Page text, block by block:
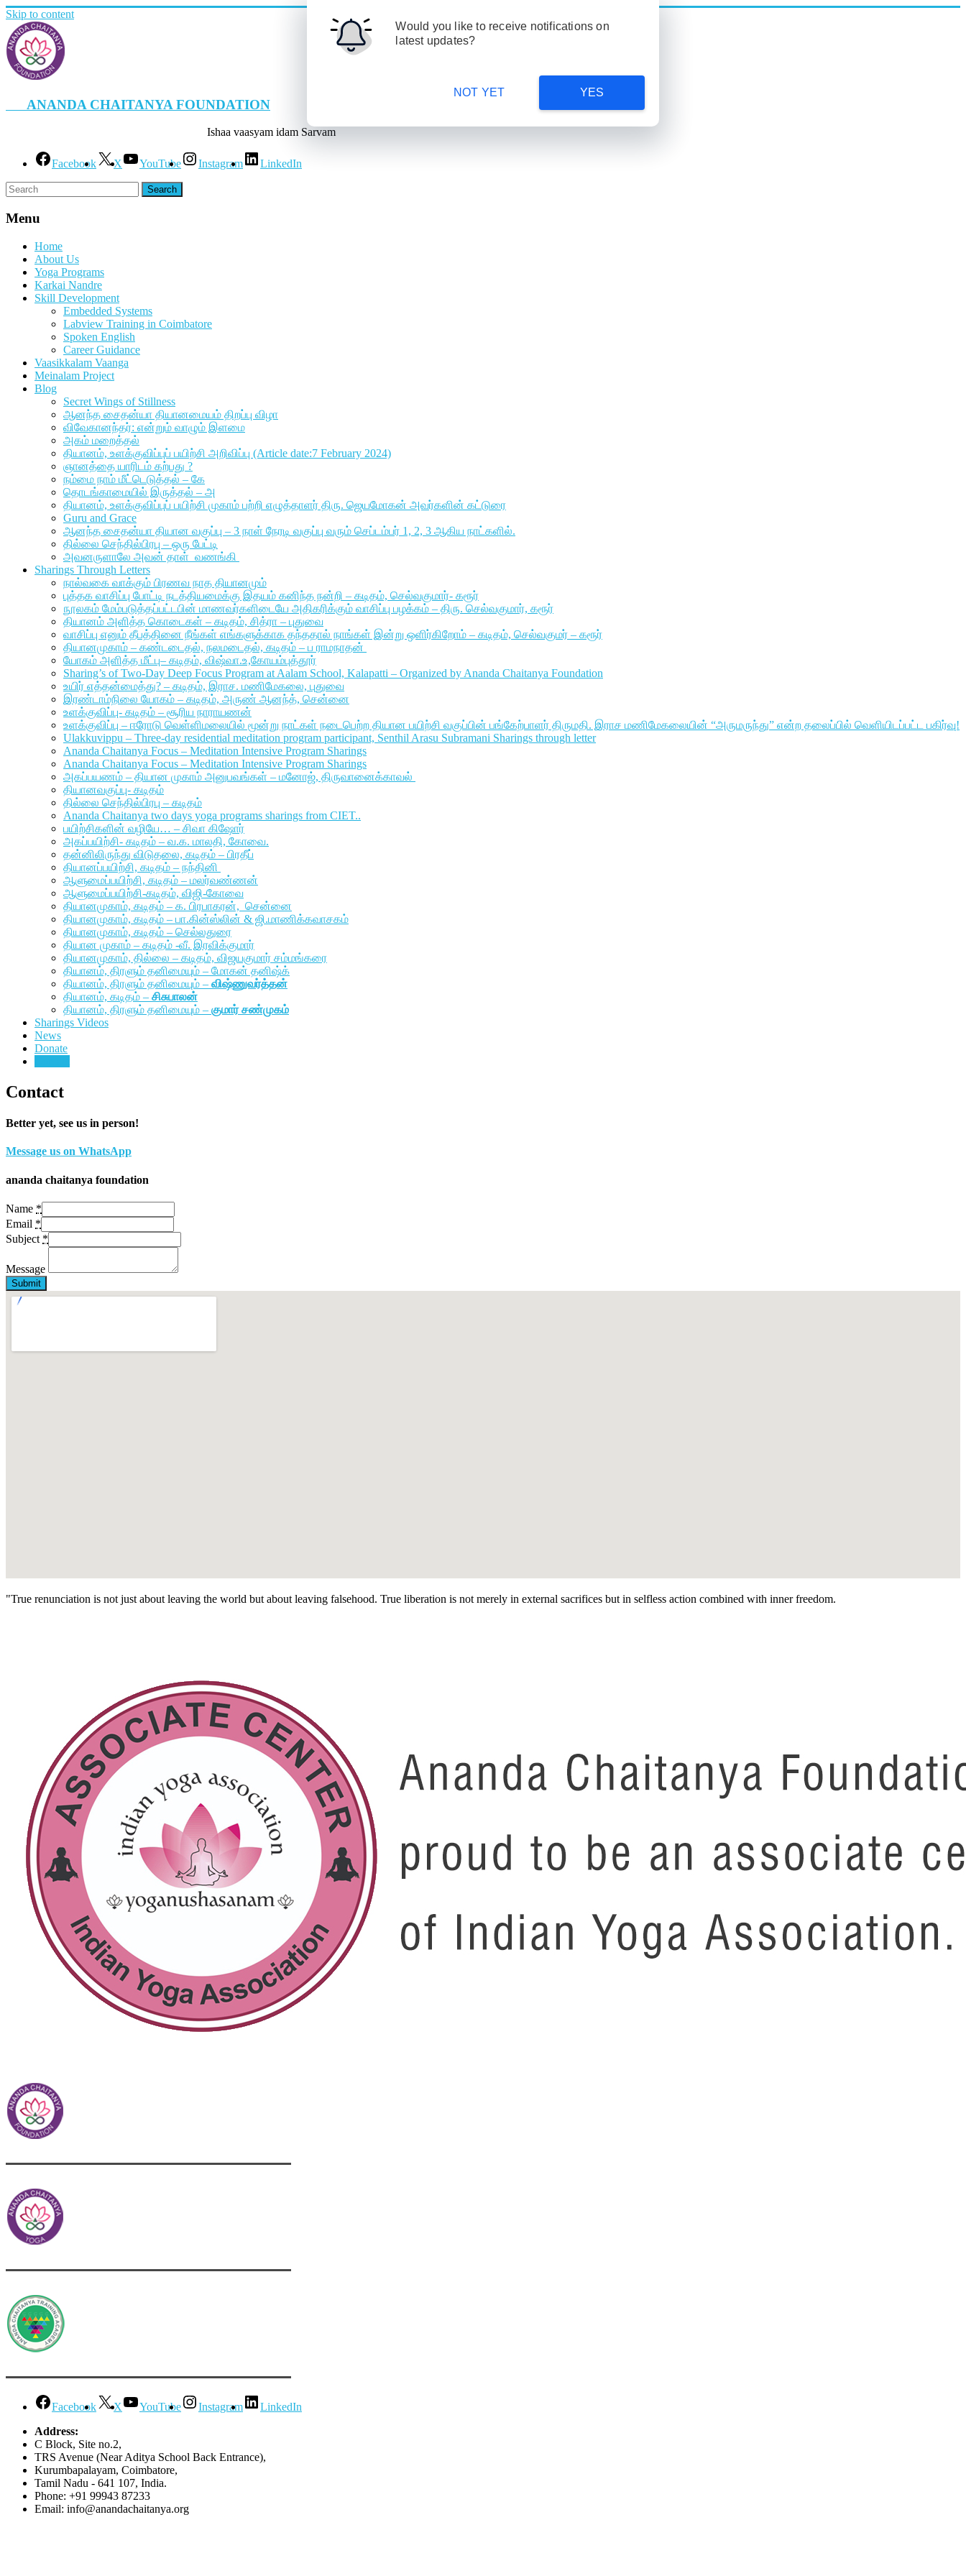
Skip to content
ANANDA CHAITANYA FOUNDATION
Ishaa vaasyam idam Sarvam
Facebook X YouTube Instagram LinkedIn
Menu
Home
About Us
Yoga Programs
Karkai Nandre
Skill Development
Embedded Systems
Labview Training in Coimbatore
Spoken English
Career Guidance
Vaasikkalam Vaanga
Meinalam Project
Blog
Secret Wings of Stillness
ஆனந்த சைதன்யா தியானமையம் திறப்பு விழா
விவேகானந்தர்: என்றும் வாழும் இளமை
அகம் மறைத்தல்
தியானம், உளக்குவிப்புப் பயிற்சி அறிவிப்பு (Article date:7 February 2024)
ஞானத்தை யாரிடம் கற்பது ?
நம்மை நாம் மீட்டெடுத்தல் – கே
தொடங்காமையில் இருத்தல் – அ
தியானம், உளக்குவிப்புப் பயிற்சி முகாம் பற்றி எழுத்தாளர் திரு. ஜெயமோகன் அவர்களின் கட்டுரை
Guru and Grace
ஆனந்த சைதன்யா தியான வகுப்பு – 3 நாள் நேரடி வகுப்பு வரும் செப்டம்பர் 1, 2, 3 ஆகிய நாட்களில்.
தில்லை செந்தில்பிரபு – ஒரு பேட்டி
அவனருளாலே அவன் தாள் வணங்கி
Sharings Through Letters
நால்வகை வாக்கும் பிரணவ நாத தியானமும்
புத்தக வாசிப்பு போட்டி நடத்தியமைக்கு இதயம் கனிந்த நன்றி – கடிதம், செல்வகுமார்- கரூர்
நூலகம் மேம்படுத்தப்பட்டபின் மாணவர்களிடையே அதிகரிக்கும் வாசிப்பு பழக்கம் – திரு. செல்வகுமார், கரூர்
தியானம் அளித்த கொடைகள் – கடிதம், சித்ரா – புதுவை
வாசிப்பு எனும் தீபத்தினை நீங்கள் எங்களுக்காக தந்ததால் நாங்கள் இன்று ஒளிர்கிறோம் – கடிதம், செல்வகுமர் – கரூர்
தியானமுகாம் – கண்டடைதல், நலமடைதல், கடிதம் – ப ராமநாதன்
யோகம் அளித்த மீட்பு– கடிதம், விஷ்வா.உ,கோயம்புத்தூர்
Sharing’s of Two-Day Deep Focus Program at Aalam School, Kalapatti – Organized by Ananda Chaitanya Foundation
உயிர் எத்தன்மைத்து? – கடிதம், இராச. மணிமேகலை, புதுவை
இரண்டாம்நிலை யோகம் – கடிதம், அருண் ஆனந்த், சென்னை
உளக்குவிப்பு- கடிதம் – சூரிய நாராயணன்
உளக்குவிப்பு – ஈரோடு வெள்ளிமலையில் மூன்று நாட்கள் நடைபெற்ற தியான பயிற்சி வகுப்பின் பங்கேற்பாளர் திருமதி. இராச மணிமேகலையின் “அருமருந்து” என்ற தலைப்பில் வெளியிடப்பட்ட பகிர்வு!
Ulakkuvippu – Three-day residential meditation program participant, Senthil Arasu Subramani Sharings through letter
Ananda Chaitanya Focus – Meditation Intensive Program Sharings
Ananda Chaitanya Focus – Meditation Intensive Program Sharings
அகப்பயணம் – தியான முகாம் அனுபவங்கள் – மனோஜ், திருவானைக்காவல்
தியானவகுப்பு- கடிதம்
தில்லை செந்தில்பிரபு – கடிதம்
Ananda Chaitanya two days yoga programs sharings from CIET..
பயிற்சிகளின் வழியே… – சிவா கிஷோர்
அகப்பயிற்சி- கடிதம் – வ.க. மாலதி, கோவை.
தன்னிலிருந்து விடுதலை, கடிதம் – பிரதீப்
தியானப்பயிற்சி, கடிதம் – நந்தினி
ஆளுமைப்பயிற்சி, கடிதம் – மலர்வண்ணன்
ஆளுமைப்பயிற்சி-கடிதம், விஜி-கோவை
தியானமுகாம், கடிதம் – க. பிரபாகரன், சென்னை
தியானமுகாம், கடிதம் – பா.கின்ஸ்லின் & ஜி.மாணிக்கவாசகம்
தியானமுகாம், கடிதம் – செல்லதுரை
தியான முகாம் – கடிதம் -வீ. இரவிக்குமார்
தியானமுகாம், தில்லை – கடிதம், விஜயகுமார் சம்மங்கரை
தியானம், திரளும் தனிமையும் – மோகன் தனிஷ்க்
தியானம், திரளும் தனிமையும் – விஷ்ணுவர்த்தன்
தியானம், கடிதம் – சிசுபாலன்
தியானம், திரளும் தனிமையும் – குமார் சண்முகம்
Sharings Videos
News
Donate
Contact
Better yet, see us in person!
Message us on WhatsApp
ananda chaitanya foundation
Name *
Email *
Subject *
Message
Submit
"True renunciation is not just about leaving the world but about leaving falsehood. True liberation is not merely in external sacrifices but in selfless action combined with inner freedom.
Facebook X YouTube Instagram
LinkedIn
Address:
C Block, Site no.2,
TRS Avenue (Near Aditya School Back Entrance),
Kurumbapalayam, Coimbatore,
Tamil Nadu - 641 107, India.
Phone: +91 99943 87233
Email: info@anandachaitanya.org
Would you like to receive notifications on
latest updates?
YES
NOT YET